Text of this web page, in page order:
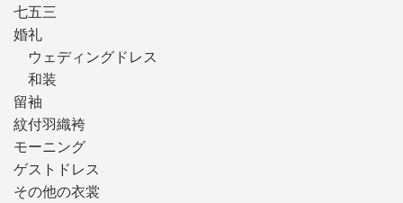
七五三
婚礼
ウェディングドレス
和装
留袖
紋付羽織袴
モーニング
ゲストドレス
その他の衣裳